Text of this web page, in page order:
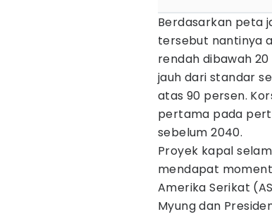
Berdasarkan peta
tersebut nantinya
rendah dibawah
jauh dari standar
atas 90 persen.
pertama pada
sebelum 2040.
Proyek kapal
mendapat
Amerika Serikat
Myung dan